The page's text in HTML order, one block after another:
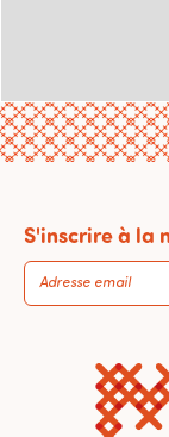
S'inscrire à la